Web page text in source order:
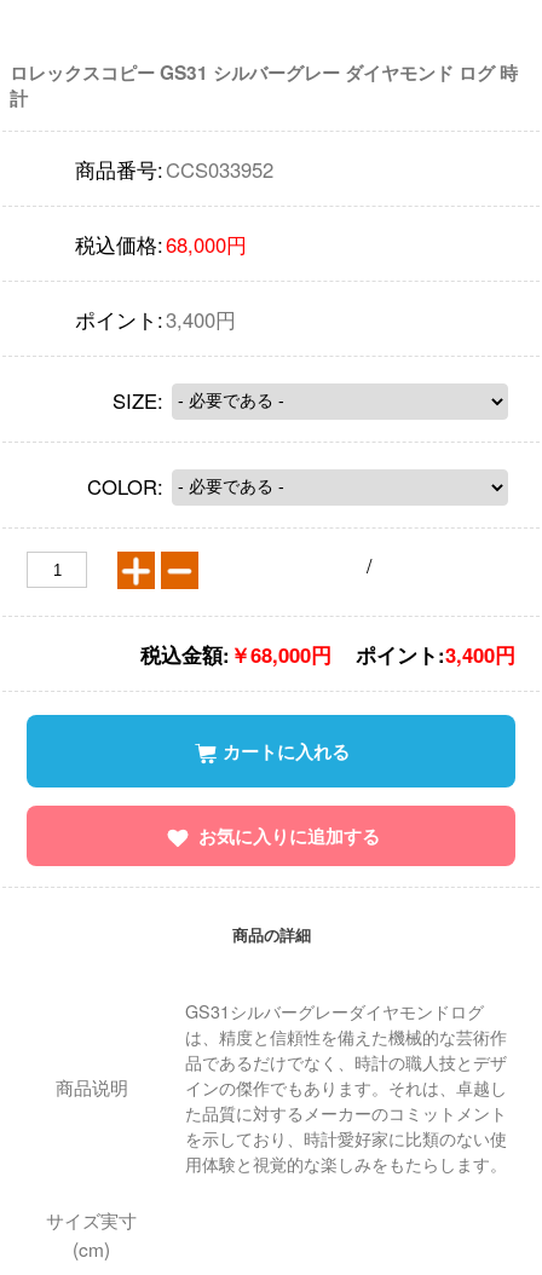
ロレックスコピー GS31 シルバーグレー ダイヤモンド ログ 時
計
商品番号:CCS033952
税込価格:68,000円
ポイント:3,400円
SIZE:
COLOR:
/
税込金額: ￥68,000円 ポイント:3,400円
カートに入れる
お気に入りに追加する
商品の詳細
商品说明
GS31シルバーグレーダイヤモンドログ
は、精度と信頼性を備えた機械的な芸術作
品であるだけでなく、時計の職人技とデザ
インの傑作でもあります。それは、卓越し
た品質に対するメーカーのコミットメント
を示しており、時計愛好家に比類のない使
用体験と視覚的な楽しみをもたらします。
サイズ実寸
(cm)